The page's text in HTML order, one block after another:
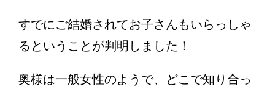
すでにご結婚されてお子さんもいらっしゃ
るということが判明しました！
奥様は一般女性のようで、どこで知り合っ